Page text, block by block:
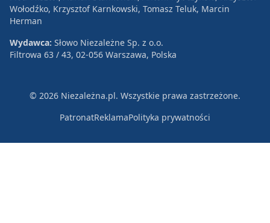
Wołodźko, Krzysztof Karnkowski, Tomasz Teluk, Marcin
Herman
Wydawca: Słowo Niezależne Sp. z o.o.
Filtrowa 63 / 43, 02-056 Warszawa, Polska
© 2026 Niezależna.pl. Wszystkie prawa zastrzeżone.
PatronatReklamaPolityka prywatności